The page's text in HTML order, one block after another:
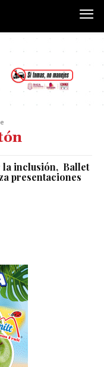
la inclusión, Ballet
presentaciones